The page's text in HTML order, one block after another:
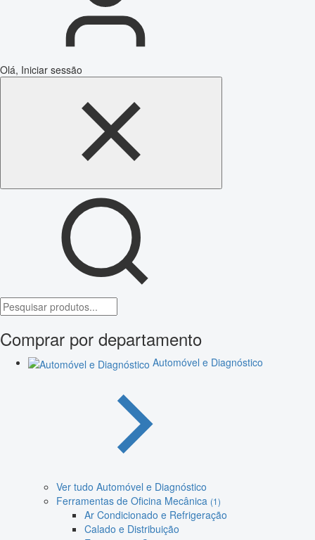
Olá, Iniciar sessão
Comprar por departamento
Automóvel e Diagnóstico
Ver tudo Automóvel e Diagnóstico
Ferramentas de Oficina Mecânica (1)
Ar Condicionado e Refrigeração
Calado e Distribuição